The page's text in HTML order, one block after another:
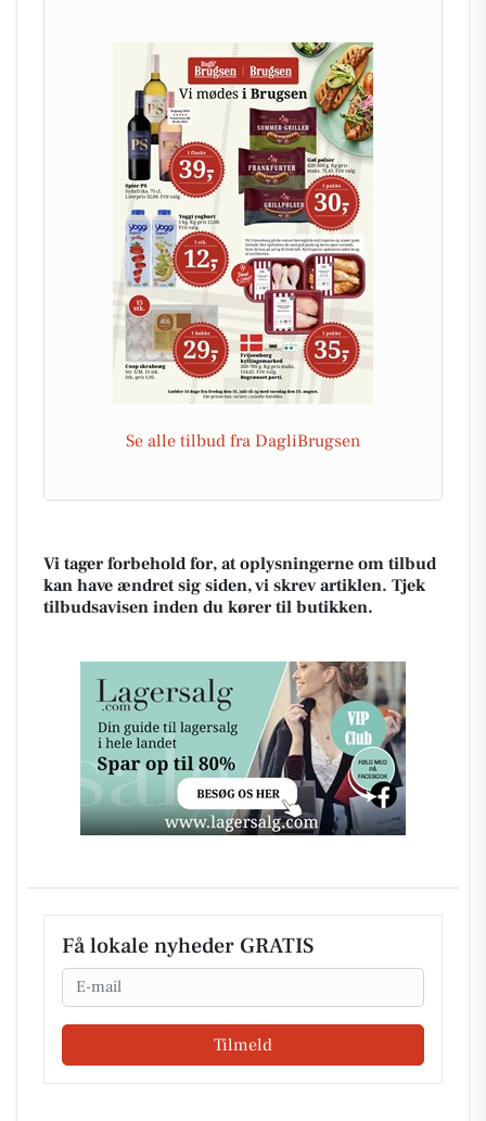
Se alle tilbud fra DagliBrugsen
Vi tager forbehold for, at oplysningerne om tilbud
kan have ændret sig siden, vi skrev artiklen. Tjek
tilbudsavisen inden du kører til butikken.
Få lokale nyheder GRATIS
Email
Tilmeld